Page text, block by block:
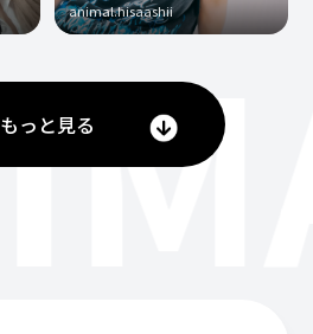
animal.hisaashii
もっと見る